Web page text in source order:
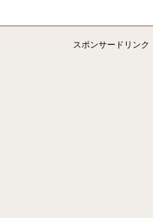
スポンサードリンク